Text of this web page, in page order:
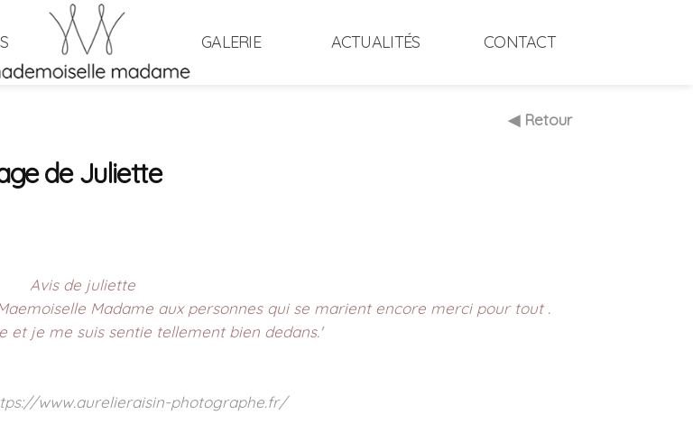
GALERIE ACTUALITÉS CONTACT
◀ Retour
de Juliette
Avis de juliette
Madame aux personnes qui se marient encore merci pour tout .
et je me suis sentie tellement bien dedans.'
www.aurelieraisin-photographe.fr/